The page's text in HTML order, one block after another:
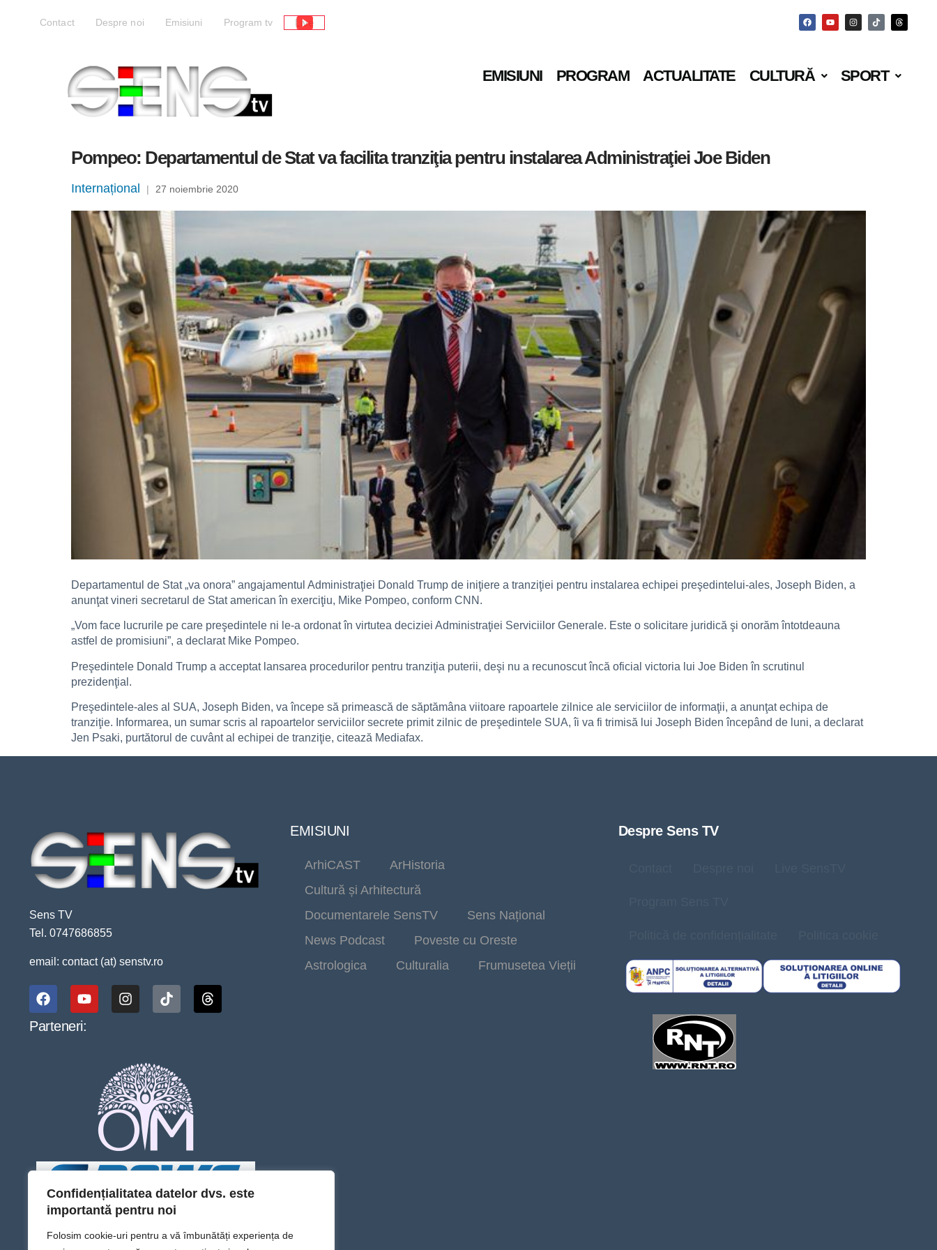
Confidențialitatea datelor dvs. este
importantă pentru noi
Folosim cookie-uri pentru a vă îmbunătăți experiența de
Contact Despre noi Emisiuni Program tv Live
EMISIUNI PROGRAM ACTUALITATE CULTURĂ SPORT
Pompeo: Departamentul de Stat va facilita tranziţia pentru instalarea Administraţiei Joe Biden
Internațional | 27 noiembrie 2020
Departamentul de Stat „va onora” angajamentul Administraţiei Donald Trump de iniţiere a tranziţiei pentru instalarea echipei preşedintelui-ales, Joseph Biden, a
anunţat vineri secretarul de Stat american în exerciţiu, Mike Pompeo, conform CNN.
„Vom face lucrurile pe care preşedintele ni le-a ordonat în virtutea deciziei Administraţiei Serviciilor Generale. Este o solicitare juridică şi onorăm întotdeauna
astfel de promisiuni”, a declarat Mike Pompeo.
Preşedintele Donald Trump a acceptat lansarea procedurilor pentru tranziţia puterii, deşi nu a recunoscut încă oficial victoria lui Joe Biden în scrutinul
prezidenţial.
Preşedintele-ales al SUA, Joseph Biden, va începe să primească de săptămâna viitoare rapoartele zilnice ale serviciilor de informaţii, a anunţat echipa de
tranziţie. Informarea, un sumar scris al rapoartelor serviciilor secrete primit zilnic de preşedintele SUA, îi va fi trimisă lui Joseph Biden începând de luni, a declarat
Jen Psaki, purtătorul de cuvânt al echipei de tranziţie, citează Mediafax.
Sens TV
Tel. 0747686855
email: contact (at) senstv.ro
Parteneri:
EMISIUNI
ArhiCAST
ArHistoria
Cultură și Arhitectură
Documentarele SensTV
Sens Național
News Podcast
Poveste cu Oreste
Astrologica
Culturalia Frumusetea Vieții
Despre Sens TV